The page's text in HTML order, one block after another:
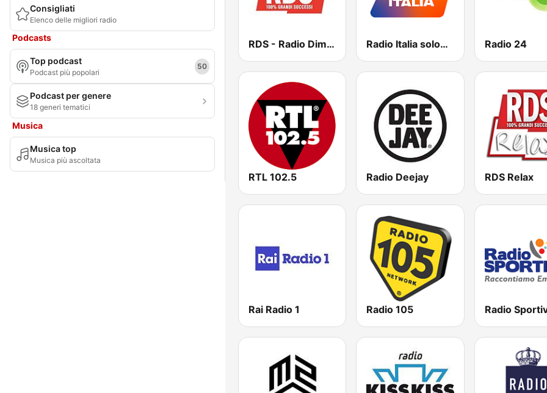
Consigliati
Elenco delle migliori radio
Podcasts
Top podcast
Podcast più popolari
50
Podcast per genere
18 generi tematici
Musica
Musica top
Musica più ascoltata
RDS - Radio Dimensione Suono Radio Italia solomusicaitaliana Radio 24
RTL 102.5 Radio Deejay RDS Relax
Rai Radio 1 Radio 105 Radio